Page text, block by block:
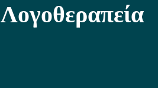
Λογοθεραπεία